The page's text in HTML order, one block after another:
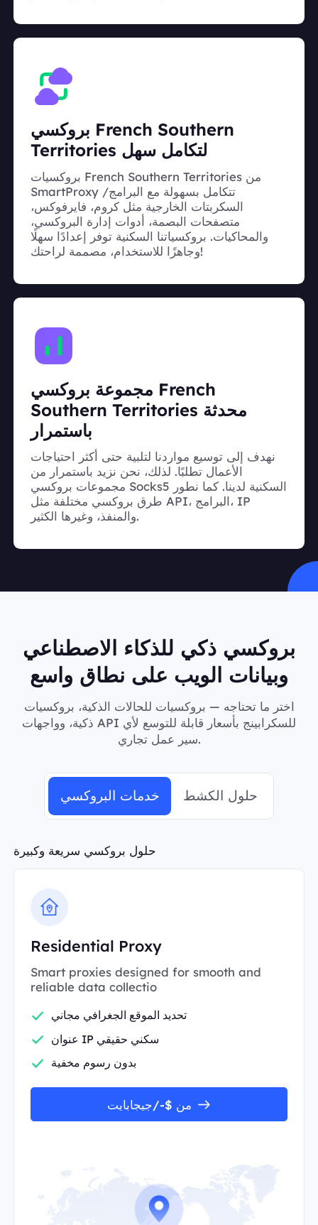
بروكسي French Southern
Territories لتكامل سهل
بروكسيات French Southern Territories من
SmartProxy تتكامل بسهولة مع البرامج/
السكربتات الخارجية مثل كروم، فايرفوكس،
متصفحات البصمة، أدوات إدارة البروكسي،
والمحاكيات. بروكسياتنا السكنية توفر إعدادًا سهلًا
وجاهزًا للاستخدام، مصممة لراحتك!
مجموعة بروكسي French
Southern Territories محدثة
باستمرار
نهدف إلى توسيع مواردنا لتلبية حتى أكثر احتياجات
الأعمال تطلبًا. لذلك، نحن نزيد باستمرار من
مجموعات بروكسي Socks5 السكنية لدينا. كما نطور
طرق بروكسي مختلفة مثل API، البرامج، IP
والمنفذ، وغيرها الكثير.
بروكسي ذكي للذكاء الاصطناعي
وبيانات الويب على نطاق واسع
اختر ما تحتاجه — بروكسيات للحالات الذكية، بروكسيات
ذكية، وواجهات API للسكرابينج بأسعار قابلة للتوسع لأي
سير عمل تجاري.
خدمات البروكسي حلول الكشط
حلول بروكسي سريعة وكبيرة
Residential Proxy
Smart proxies designed for smooth and
reliable data collectio
تحديد الموقع الجغرافي مجاني
عنوان IP سكني حقيقي
بدون رسوم مخفية
من $-/جيجابايت